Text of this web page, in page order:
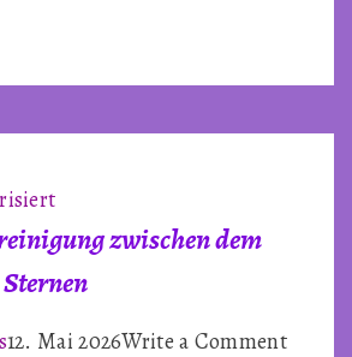
zwischen dem
12. Mai 2026Write a Commenton